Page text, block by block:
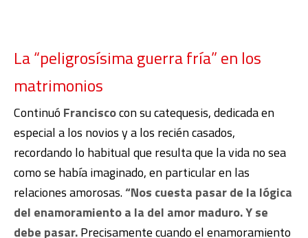
La “peligrosísima guerra fría” en los
matrimonios
Continuó Franciscocon su catequesis, dedicada en
especial a los novios y a los recién casados,
recordando lo habitual que resulta que la vida no sea
como se había imaginado, en particular en las
relaciones amorosas.“Nos cuesta pasar de la lógica
del enamoramiento a la del amor maduro. Y se
debe pasar.Precisamente cuando el enamoramiento